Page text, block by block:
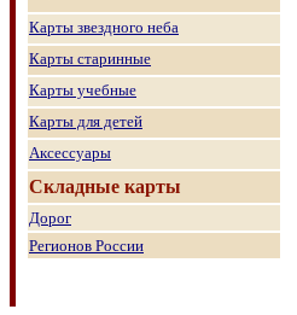
Карты звездного неба
Карты старинные
Карты учебные
Карты для детей
Аксессуары
Складные карты
Дорог
Регионов России